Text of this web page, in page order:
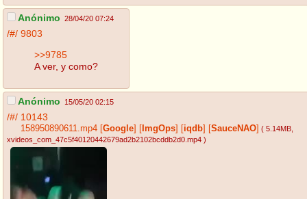
Anónimo 28/04/20 07:24
/#/ 9803
>>9785
A ver, y como?
Anónimo 15/05/20 02:15
/#/ 10143
158950890611.mp4 Google ImgOps iqdb SauceNAO ( 5.14MB,
xvideos_com_47c5f40120442679ad2b2102bcddb2d0.mp4 )